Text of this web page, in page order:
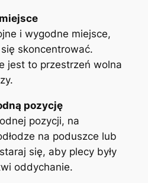
i wygodne miejsce,
skoncentrować.
jest to przestrzeń wolna
pozycję
pozycji, na
na poduszce lub
się, aby plecy były
oddychanie.